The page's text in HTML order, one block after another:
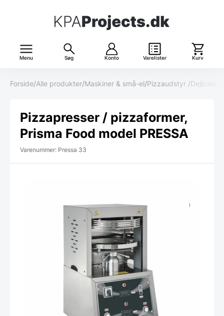
Menu Søg Konto Varelister Kurv
Forside/Alle produkter/Maskiner & små-el/Pizzaudstyr /Dejbolle,
Pizzapresser / pizzaformer,
Prisma Food model PRESSA
Varenummer: Pressa 33